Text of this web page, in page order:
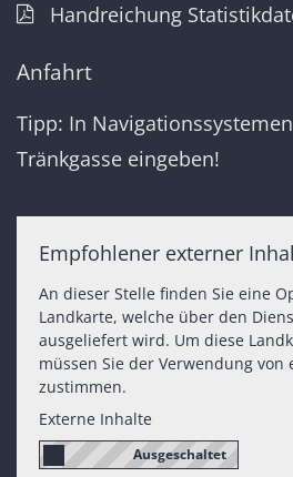
Handreichung
Anfahrt
Tipp: In
Tränkgasse eingeben!
Empfohlener externer
An dieser Stelle finden Sie eine
Landkarte, welche über den
ausgeliefert wird. Um diese
müssen Sie der Verwendung
zustimmen.
Externe Inhalte